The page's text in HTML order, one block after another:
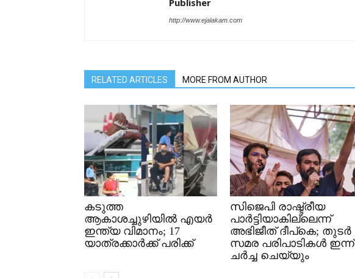
http://www.ejalakam.com
RELATED ARTICLES MORE FROM AUTHOR
കടുത്ത
ആകാശച്ചുഴിയിൽ എയർ
ഇന്ത്യ വിമാനം; 17
യാത്രക്കാർക്ക് പരിക്ക്
സിജെപി രാഷ്ട്രീയ
പാർട്ടിയാകില്ലെന്ന്
അഭിജീത് ദീപ്കെ; തുടർ
സമര പരിപാടികൾ ഇന്ന്
ചർച്ച ചെയ്യും